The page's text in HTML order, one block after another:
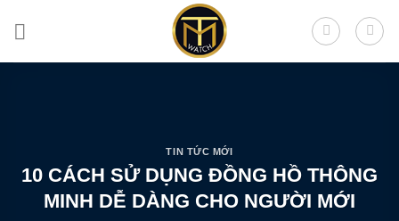
TIN TỨC MỚI
10 CÁCH SỬ DỤNG ĐỒNG HỒ THÔNG
MINH DỄ DÀNG CHO NGƯỜI MỚI